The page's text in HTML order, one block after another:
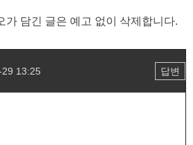
가 담긴 글은 예고 없이 삭제합니다.
13:25 답변